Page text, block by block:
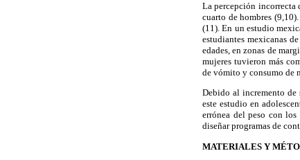
La percepción incorrecta
cuarto de hombres
(11). En un estudio
estudiantes mexicanas
edades, en zonas de
mujeres tuvieron más
de vómito y consumo de
Debido al incremento de
este estudio en
errónea del peso con
diseñar programas de
MATERIALES Y